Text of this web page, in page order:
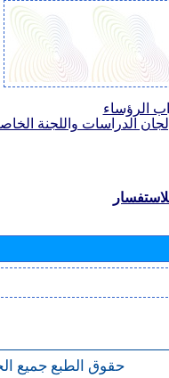
الرؤساء
الدراسات واللجنة
حقوق الطبع جميع